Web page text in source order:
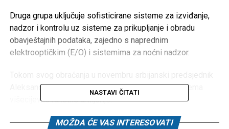
Druga grupa uključuje sofisticirane sisteme za izviđanje,
nadzor i kontrolu uz sisteme za prikupljanje i obradu
obavještajnih podataka, zajedno s naprednim
elektrooptičkim (E/O) i sistemima za noćni nadzor.
Aleksandar Vučić je najavio nabavku preciznih sistema
višecijevne raketne artiljerije.
“Ovaj ugovor također uključuje industrijsku saradnju sa
NASTAVI ČITATI
MOŽDA ĆE VAS INTERESOVATI